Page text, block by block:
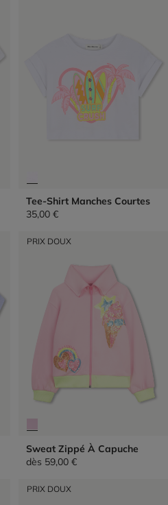
Tee-Shirt Manches Courtes
35,00 €
PRIX DOUX
Sweat Zippé À Capuche
dès 59,00 €
PRIX DOUX